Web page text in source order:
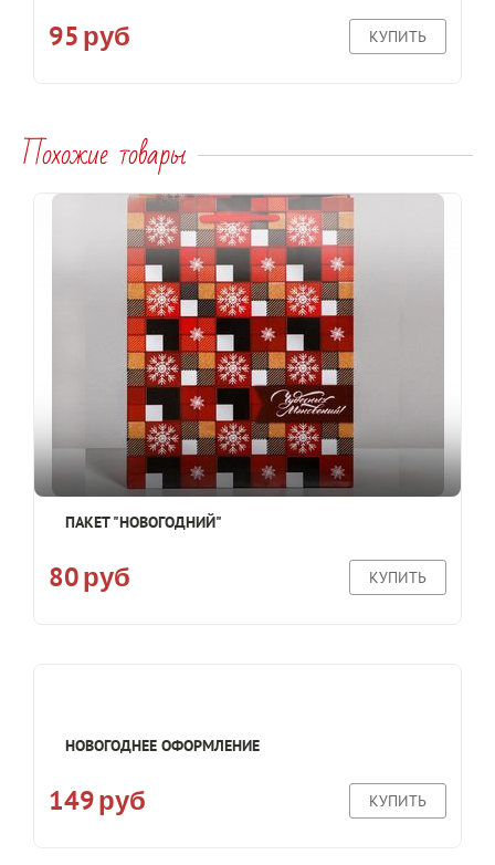
95 руб КУПИТЬ
Похожие товары
ПАКЕТ "НОВОГОДНИЙ"
80 руб КУПИТЬ
НОВОГОДНЕЕ ОФОРМЛЕНИЕ
149 руб КУПИТЬ